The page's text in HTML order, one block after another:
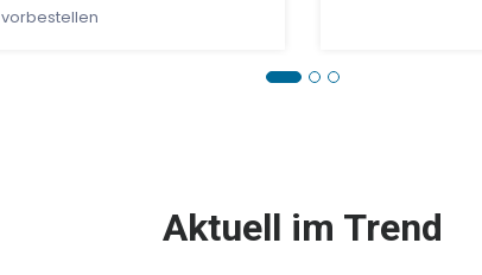
vorbestellen
Aktuell im Trend